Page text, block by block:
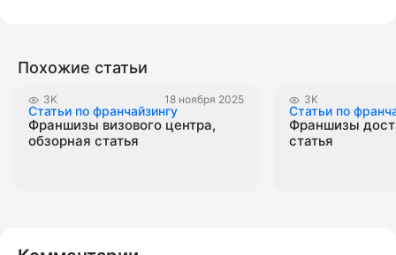
Похожие статьи
3K 18 ноября 2025
Статьи по франчайзингу
Франшизы визового центра,
обзорная статья
3K
Статьи по
Франшизы
статья